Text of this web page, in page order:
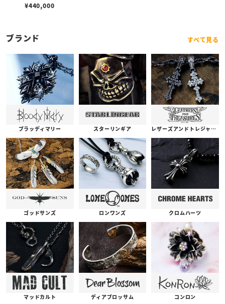
パーアメリカンフラッグ/k
イズUS11.5(日本サイズ約
25号)】
¥440,000
ブランド すべて見る
ブラッディマリー スターリンギア レザーズアンドトレジャーズ
ゴッドサンズ ロンワンズ クロムハーツ
マッドカルト ディアブロッサム コンロン